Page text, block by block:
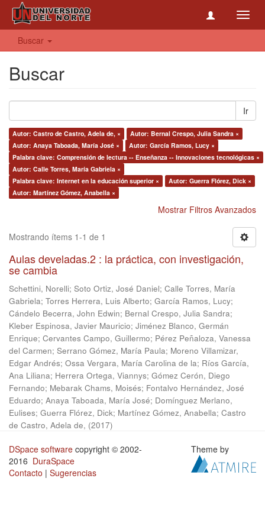
Buscar
Buscar
Ir
Autor: Castro de Castro, Adela de, ×
Autor: Bernal Crespo, Julia Sandra ×
Autor: Anaya Taboada, María José ×
Autor: García Ramos, Lucy ×
Palabra clave: Comprensión de lectura -- Enseñanza -- Innovaciones tecnológicas ×
Autor: Calle Torres, María Gabriela ×
Palabra clave: Internet en la educación superior ×
Autor: Guerra Flórez, Dick ×
Autor: Martínez Gómez, Anabella ×
Mostrar Filtros Avanzados
Mostrando ítems 1-1 de 1
Aulas develadas.2 : la práctica, con investigación,
se cambia
Schettini, Norelli; Soto Ortiz, José Daniel; Calle Torres, María
Gabriela; Torres Herrera, Luis Alberto; García Ramos, Lucy;
Cándelo Becerra, John Edwin; Bernal Crespo, Julia Sandra;
Kleber Espinosa, Javier Mauricio; Jiménez Blanco, Germán
Enrique; Cervantes Campo, Guillermo; Pérez Peñaloza, Vanessa
del Carmen; Serrano Gómez, María Paula; Moreno Villamizar,
Edgar Andrés; Ossa Vergara, María Carolina de la; Ríos García,
Ana Liliana; Herrera Ortega, Viannys; Gómez Cerón, Diego
Fernando; Mebarak Chams, Moisés; Fontalvo Hernández, José
Eduardo; Anaya Taboada, María José; Domínguez Merlano,
Eulises; Guerra Flórez, Dick; Martínez Gómez, Anabella; Castro
de Castro, Adela de, (2017)
DSpace software copyright © 2002-
2016 DuraSpace
Contacto | Sugerencias
Theme by